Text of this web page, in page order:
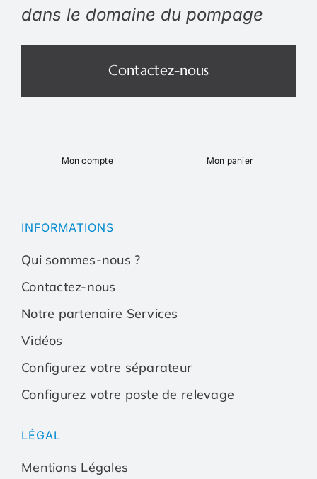
dans le domaine du pompage
Contactez-nous
Mon compte
Qui sommes-nous ?
Contactez-nous
Notre partenaire Services
Vidéos
Configurez votre séparateur
Mon panier
Configurez votre
INFORMATIONS
Qui sommes-nous ?
Contactez-nous
Notre partenaire Services
Vidéos
Configurez votre séparateur
Configurez votre poste de relevage
LÉGAL
Mentions Légales